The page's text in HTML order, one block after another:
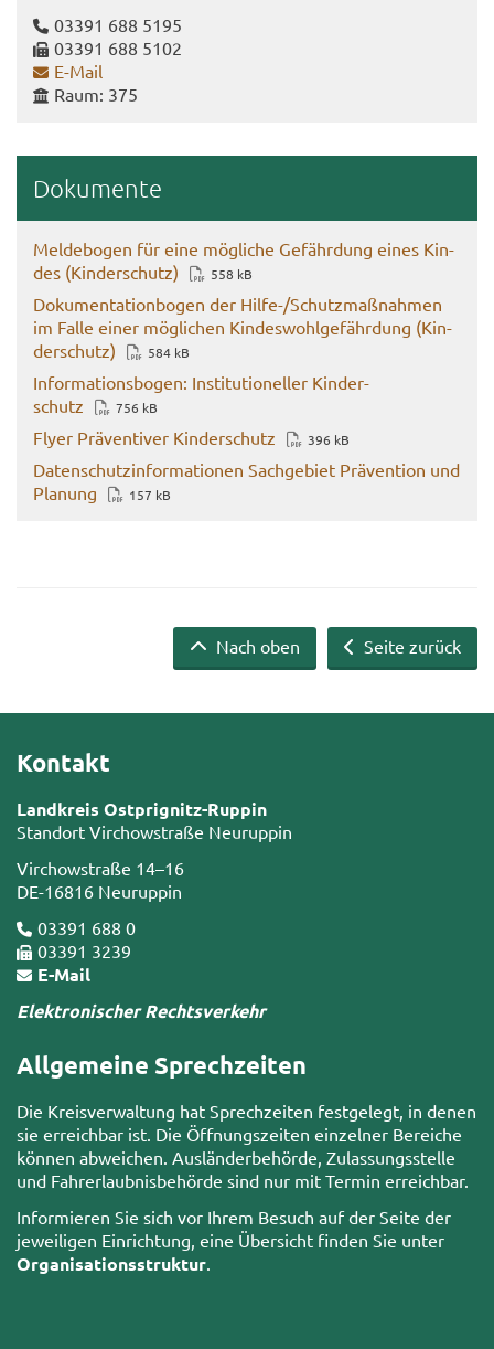
03391 688 5195
03391 688 5102
E-​Mail
Raum: 375
Do­ku­men­te
Mel­de­bo­gen für eine mög­li­che Ge­fähr­dung eines Kin­
des (Kin­der­schutz)
558 kB
Do­ku­men­ta­ti­on­bo­gen der Hilfe-​/Schutz­maß­nah­men
im Falle einer mög­li­chen Kin­des­wohl­ge­fähr­dung (Kin­
der­schutz)
584 kB
In­for­ma­ti­ons­bo­gen: In­sti­tu­tio­nel­ler Kin­der­
schutz
756 kB
Flyer Prä­ven­ti­ver Kin­der­schutz 396 kB
Da­ten­schutz­in­for­ma­tio­nen Sach­ge­biet Prä­ven­ti­on und
Pla­nung
157 kB
Seite zurück
Nach oben
Kontakt
Landkreis Ostprignitz-Ruppin
Standort Virchowstraße Neuruppin
Virchowstraße 14–16
DE-16816 Neuruppin
03391 688 0
03391 3239
E-Mail
Elektronischer Rechtsverkehr
Allgemeine Sprechzeiten
Die Kreisverwaltung hat Sprechzeiten festgelegt, in denen
sie erreichbar ist. Die Öffnungszeiten einzelner Bereiche
können abweichen. Ausländerbehörde, Zulassungsstelle
und Fahrerlaubnisbehörde sind nur mit Termin erreichbar.
Informieren Sie sich vor Ihrem Besuch auf der Seite der
jeweiligen Einrichtung, eine Übersicht finden Sie unter
Organisationsstruktur